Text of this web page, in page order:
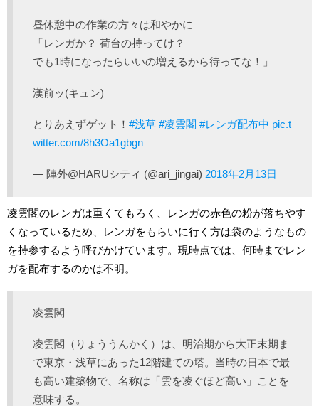
昼休憩中の作業の方々は和やかに
「レンガか？ 荷台の持ってけ？
でも1時になったらいいの増えるから待ってな！」
漢前ッ(キュン)
とりあえずゲット！ #浅草 #凌雲閣 #レンガ配布中 pic.t
witter.com/8h3Oa1gbgn
— 陣外@HARUシティ (@ari_jingai) 2018年2月13日
凌雲閣のレンガは重くてもろく、レンガの赤色の粉が落ちやす
くなっているため、レンガをもらいに行く方は袋のようなもの
を持参するよう呼びかけています。現時点では、何時までレン
ガを配布するのかは不明。
凌雲閣
凌雲閣（りょううんかく）は、明治期から大正末期ま
で東京・浅草にあった12階建ての塔。当時の日本で最
も高い建築物で、名称は「雲を凌ぐほど高い」ことを
意味する。